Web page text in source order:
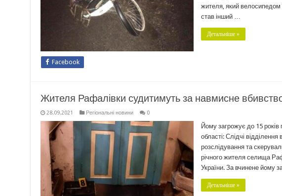
жителя, який велосипедом
став інший …
Детальніше »
Facebook
Жителя Рафалівки судитимуть за навмисне
28.09.2021 Регіональні новини 0
Йому загрожує до 15 років
області: Слідчі
розслідування та
річного жителя селища
України. За вчинене йому
Детальніше »